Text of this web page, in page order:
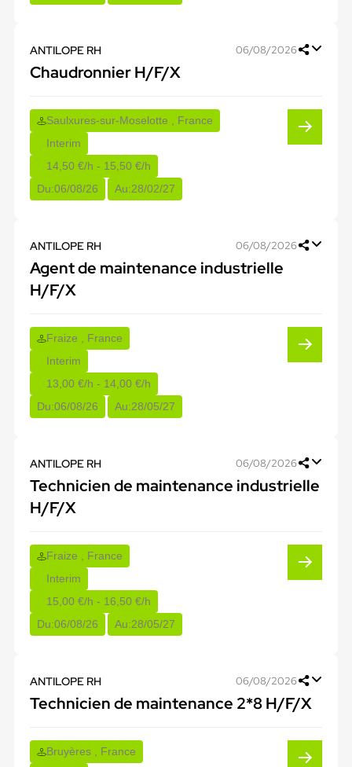
ANTILOPE RH 06/08/2026
Chaudronnier H/F/X
Saulxures-sur-Moselotte , France
Interim
14,50 €/h - 15,50 €/h
Du:06/08/26 Au:28/02/27
ANTILOPE RH 06/08/2026
Agent de maintenance industrielle
H/F/X
Fraize , France
Interim
13,00 €/h - 14,00 €/h
Du:06/08/26 Au:28/05/27
ANTILOPE RH 06/08/2026
Technicien de maintenance industrielle
H/F/X
Fraize , France
Interim
15,00 €/h - 16,50 €/h
Du:06/08/26 Au:28/05/27
ANTILOPE RH 06/08/2026
Technicien de maintenance 2*8 H/F/X
Bruyères , France